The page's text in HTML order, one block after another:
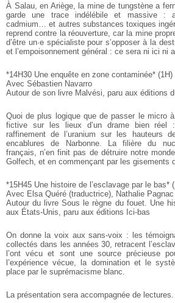
À Salau, en Ariège, la mine de tungstène a
garde une trace indélébile et massive :
cadmium… et autres substances toxiques
reprend contre la réouverture, car la mine
d’être un·e spécialiste pour s’opposer à la
et l’empoisonnement général : ce sera ni ici ni
*14H30 Une enquête en zone contaminée* (1H)
Avec Sébastien Navarro
Autour de son livre Malvési, paru aux éditions
Quoi de plus logique que de passer le micro
fictive sur les lieux d’un drame bien réel
raffinement de l’uranium sur les hauteurs
encablures de Narbonne. La filière du
français, n’en finit pas de détruire notre
Golfech, et en commençant par les gisements
*15H45 Une histoire de l’esclavage par le bas*
Avec Elsa Quéré (traductrice), Nathalie
Autour du livre Sous le règne du fouet. Une
aux États-Unis, paru aux éditions Ici-bas
On donne la voix aux sans-voix : les
collectés dans les années 30, retracent
l’ont vécu et sont une source précieuse
l’expérience vécue, la domination et le
place par le suprémacisme blanc.
La présentation sera accompagnée de lectures.